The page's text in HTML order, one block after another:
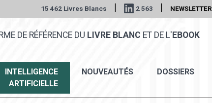
15 462 Livres Blancs | 2 563 | NEWSLETTER
DE RÉFÉRENCE DU LIVRE BLANC ET DE L' EBOOK
INTELLIGENCE
ARTIFICIELLE
NOUVEAUTÉS DOSSIERS